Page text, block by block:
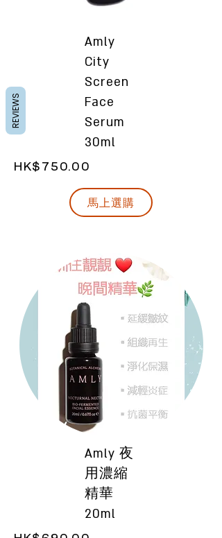
Amly
City
Screen
Face
Serum
30ml
HK$750.00
馬上選購
Amly 夜
用濃縮
精華
20ml
REVIEWS